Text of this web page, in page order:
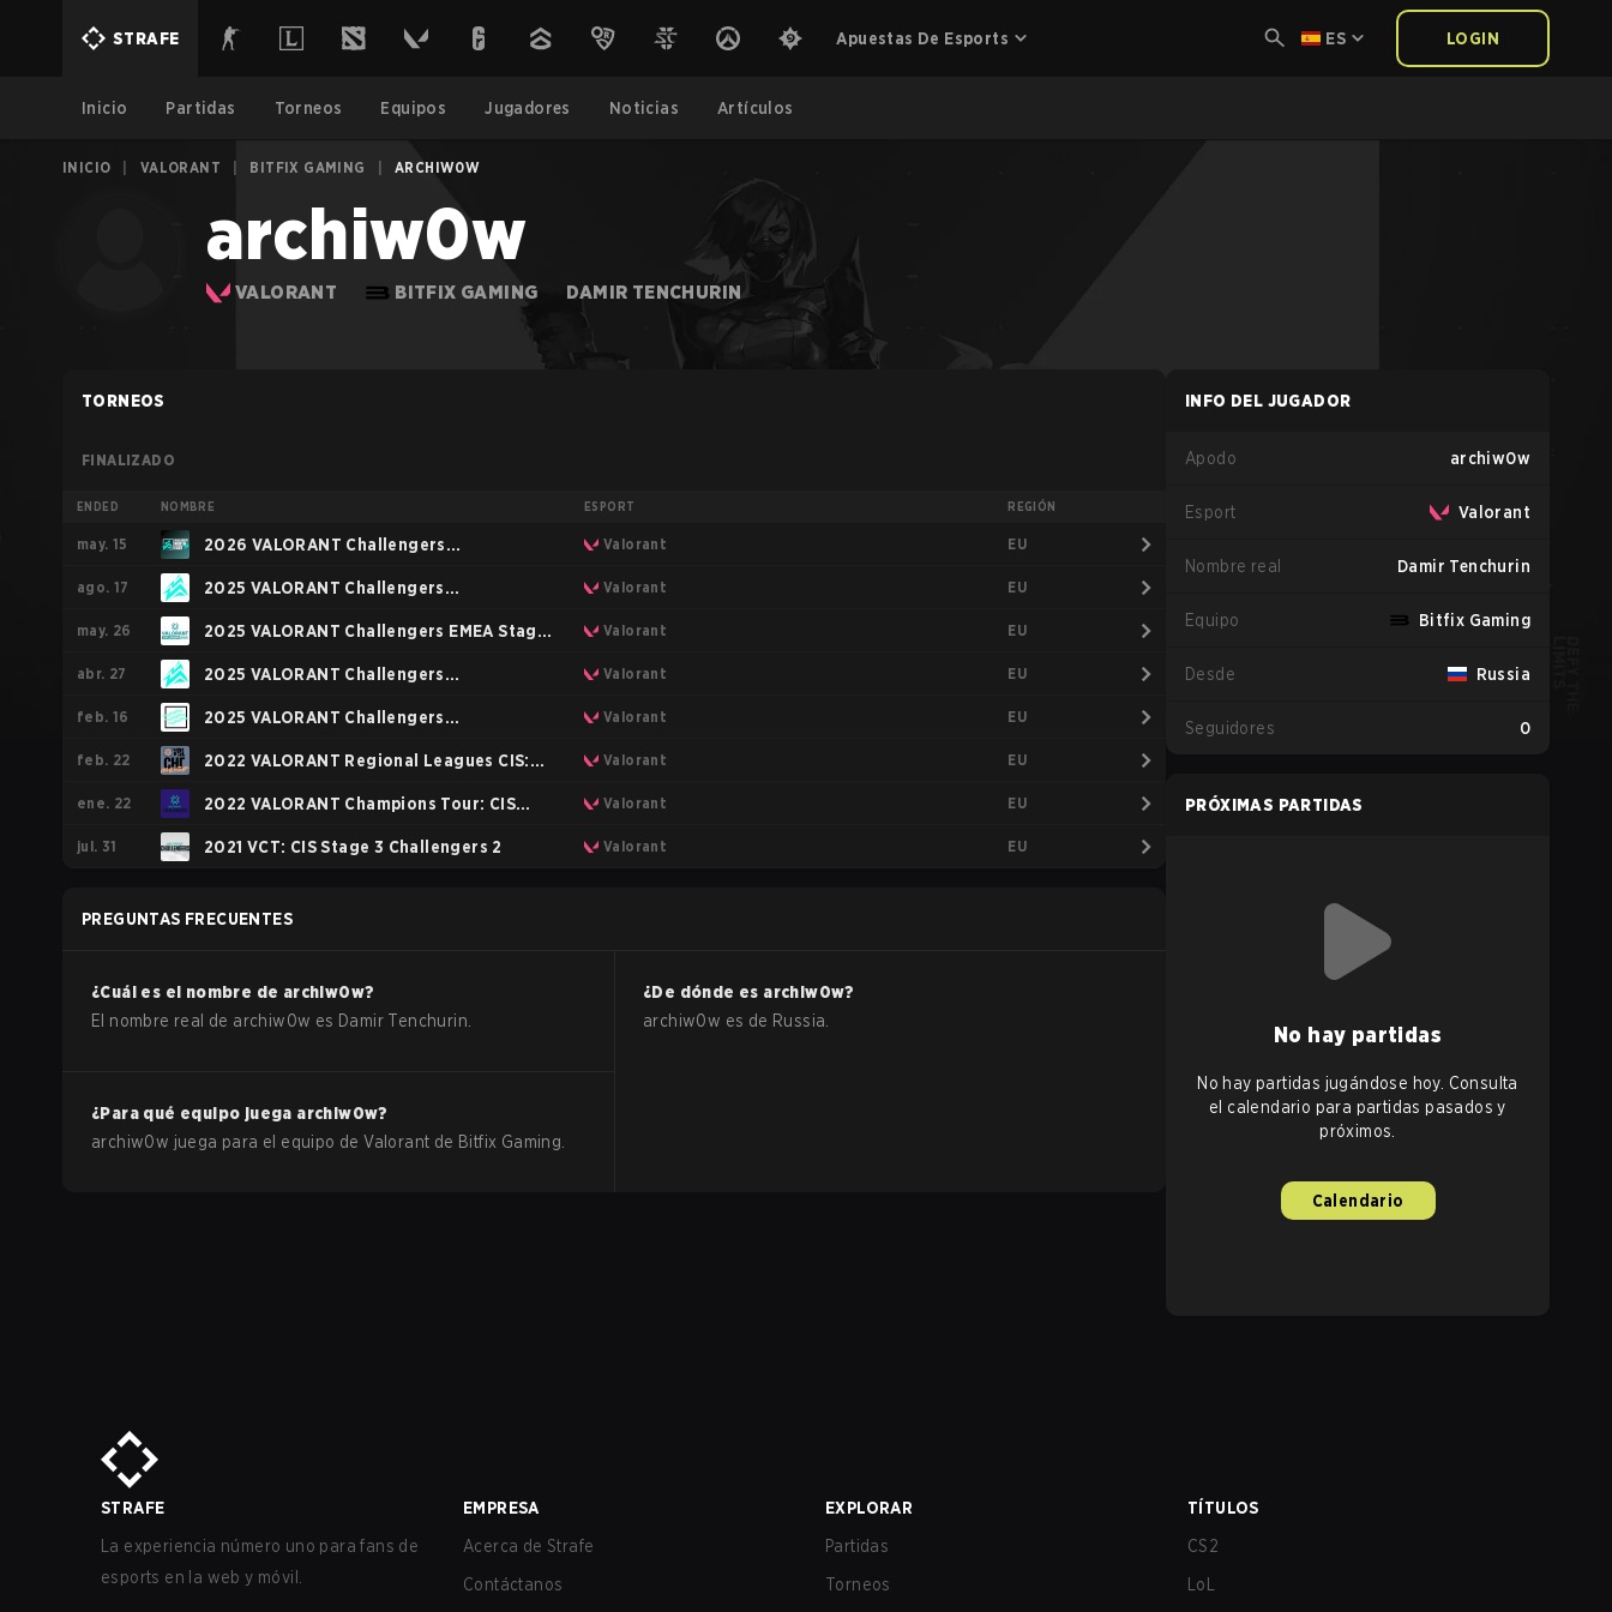
STRAFE Apuestas De Esports ES LOGIN
Inicio Partidas Torneos Equipos Jugadores Noticias Artículos
INICIO VALORANT BITFIX GAMING ARCHIW0W
archiw0w
VALORANT BITFIX GAMING DAMIR TENCHURIN
TORNEOS
FINALIZADO
ENDED NOMBRE ESPORT REGIÓN
may. 15 2026 VALORANT Challengers
NORTH//EAST: Stage 2
Valorant EU
ago. 17 2025 VALORANT Challengers
NORTH//EAST: Stage 3
Valorant EU
may. 26 2025 VALORANT Challengers EMEA Stage
2
Valorant EU
abr. 27 2025 VALORANT Challengers
NORTH//EAST: Stage 2
Valorant EU
feb. 16 2025 VALORANT Challengers
NORTH//EAST: Stage 1
Valorant EU
feb. 22 2022 VALORANT Regional Leagues CIS:
Milestone Stage 1
Valorant EU
ene. 22 2022 VALORANT Champions Tour: CIS
Stage 1 Challengers
Valorant EU
jul. 31 2021 VCT: CIS Stage 3 Challengers 2 Valorant EU
PREGUNTAS FRECUENTES
¿Cuál es el nombre de archiw0w?
El nombre real de archiw0w es Damir Tenchurin
¿De dónde es archiw0w?
archiw0w es de Russia
¿Para qué equipo juega archiw0w?
archiw0w juega para el equipo deValorant de Bitfix Gaming
INFO DEL JUGADOR
Apodo archiw0w
Esport Valorant
Nombre real Damir Tenchurin
Equipo Bitfix Gaming
Desde Russia
Seguidores 0
PRÓXIMAS PARTIDAS
No hay partidas
No hay partidas jugándose hoy. Consulta
el calendario para partidas pasados y
próximos.
Calendario
STRAFE
La experiencia número uno para fans de
esports en la web y móvil.
EMPRESA
Acerca de Strafe
Contáctanos
EXPLORAR
Partidas
Torneos
TÍTULOS
CS2
LoL